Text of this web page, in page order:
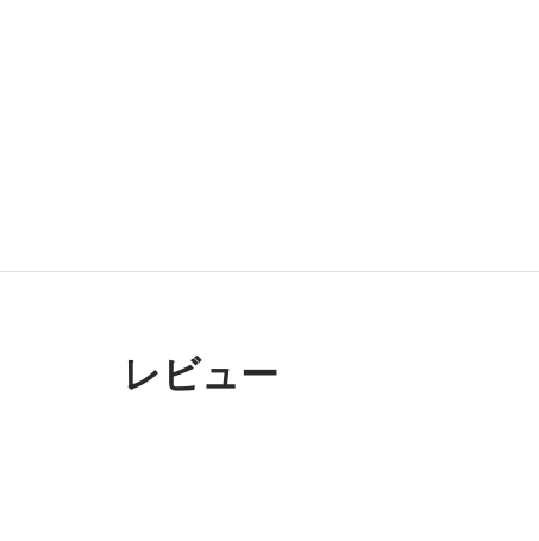
レビュー